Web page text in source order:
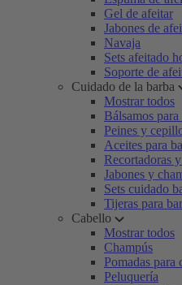
Gel de afeitar
Jabones de
Navaja
Sets afeitado
Soporte de
Cuidado de la barba
Mostrar todos
Bálsamos para
Peines y
Aceites para
Recortadoras
Jabones y
Sets cuidado
Tijeras para
Cabello
Mostrar todos
Champús
Pomadas para
Peluquería